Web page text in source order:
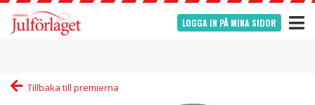
LOGGA IN PÅ MINA SIDOR
Tillbaka till premierna